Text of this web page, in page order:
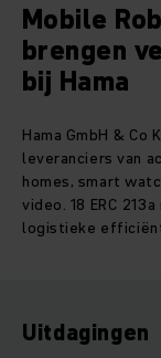
Mobile
brengen
bij Hama
Hama GmbH & Co
leveranciers van
homes, smart
video. 18 ERC
logistieke
Uitdagingen